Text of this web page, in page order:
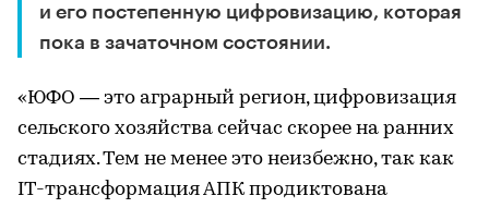
и его постепенную цифровизацию, которая
пока в зачаточном состоянии.
«ЮФО — это аграрный регион, цифровизация
сельского хозяйства сейчас скорее на ранних
стадиях. Тем не менее это неизбежно, так как
IT-трансформация АПК продиктована